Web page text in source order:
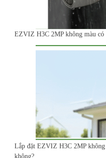
EZVIZ H3C 2MP không màu có
Lắp đặt EZVIZ H3C 2MP không
không?